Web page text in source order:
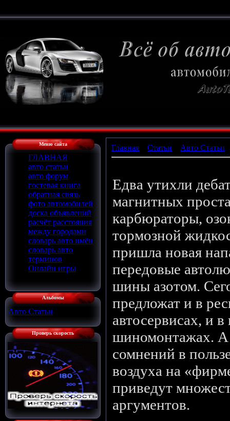
Меню сайта
ГЛАВНАЯ
авто статьи
авто форум
гостевая книга
обратная связь
фото автомобилей
доска объявлений
расчёт расстояния
между городами
словарь авто имён
словарь авто
терминов
Онлайн игры
Альбомы
Авто Статьи
Проверь скорость
Главная Статьи Авто Статьи
Едва утихли
магнитных
карбюраторы,
тормозной
пришла новая
передовые
шины азотом.
предложат и в
автосервисах, и
шиномонтажах.
сомнений в
воздуха на
приведут
аргументов.